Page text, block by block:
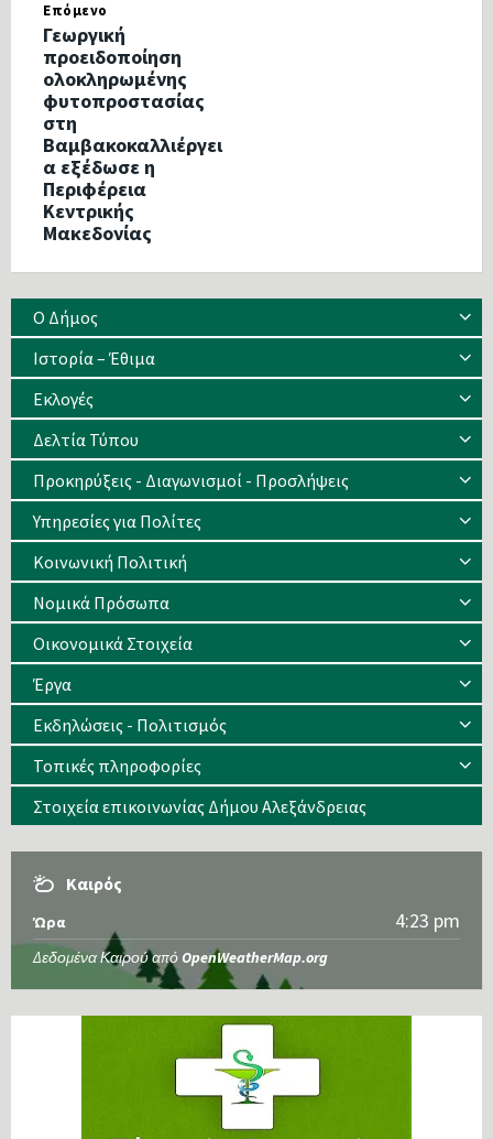
Επόμενο
Γεωργική
προειδοποίηση
ολοκληρωμένης
φυτοπροστασίας
στη
Βαμβακοκαλλιέργει
α εξέδωσε η
Περιφέρεια
Κεντρικής
Μακεδονίας
Ο Δήμος
Ιστορία – Έθιμα
Eκλογές
Δελτία Τύπου
Προκηρύξεις - Διαγωνισμοί - Προσλήψεις
Υπηρεσίες για Πολίτες
Κοινωνική Πολιτική
Νομικά Πρόσωπα
Οικονομικά Στοιχεία
Έργα
Εκδηλώσεις - Πολιτισμός
Τοπικές πληροφορίες
Στοιχεία επικοινωνίας Δήμου Αλεξάνδρειας
Καιρός
Ώρα 4:23 pm
Δεδομένα Καιρού από OpenWeatherMap.org